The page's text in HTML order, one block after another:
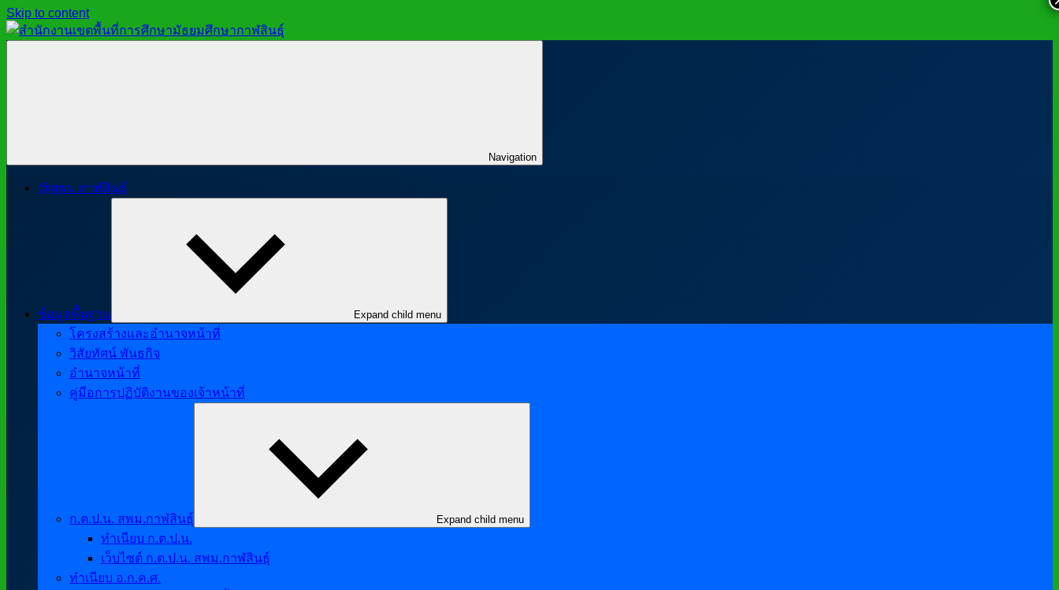
Skip to content
มัธยมศึกษา
กาฬสินธุ์
ศึกษา
มัธยมศึกษา
Navigation
@สพม.กาฬสินธุ์
ข้อมูลพื้นฐาน Expand child menu
โครงสร้างและอำนาจหน้าที่
วิสัยทัศน์ พันธกิจ
อำนาจหน้าที่
คู่มือการปฏิบัติงานของเจ้าหน้าที่
ก.ต.ป.น. สพม.กาฬสินธุ์ Expand child menu
ทำเนียบ ก.ต.ป.น.
เว็บไซต์ ก.ต.ป.น. สพม.กาฬสินธุ์
ทำเนียบ อ.ก.ค.ศ.